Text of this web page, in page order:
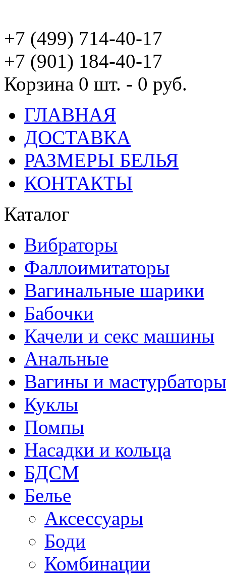
+7 (499) 714-40-17
+7 (901) 184-40-17
Корзина 0 шт. - 0 руб.
ГЛАВНАЯ
ДОСТАВКА
РАЗМЕРЫ БЕЛЬЯ
КОНТАКТЫ
Каталог
Вибраторы
Фаллоимитаторы
Вагинальные шарики
Бабочки
Качели и секс машины
Анальные
Вагины и мастурбаторы
Куклы
Помпы
Насадки и кольца
БДСМ
Белье
Аксессуары
Боди
Комбинации